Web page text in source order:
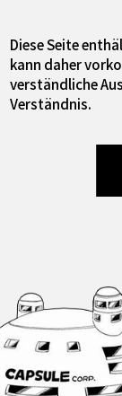
Diese Seite
kann daher
verständliche
Verständnis.